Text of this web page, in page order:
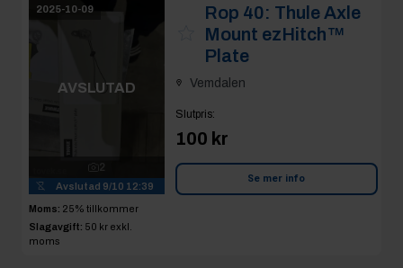
2025-10-09
AVSLUTAD
2
Avslutad 9/10 12:39
Moms: 25% tillkommer
Slagavgift: 50 kr exkl.
moms
Rop 40: Thule Axle
Mount ezHitch™
Plate
Vemdalen
Slutpris:
100 kr
Se mer info